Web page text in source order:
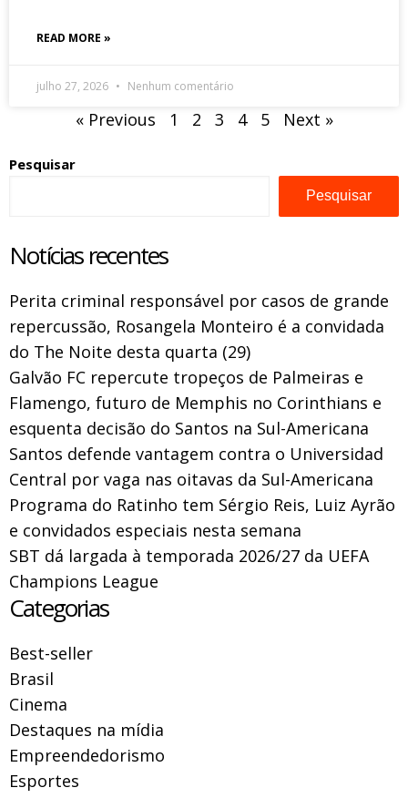
READ MORE »
julho 27, 2026 Nenhum comentário
« Previous 1 2 3 4 5 Next »
Pesquisar
Pesquisar
Notícias recentes
Perita criminal responsável por casos de grande
repercussão, Rosangela Monteiro é a convidada
do The Noite desta quarta (29)
Galvão FC repercute tropeços de Palmeiras e
Flamengo, futuro de Memphis no Corinthians e
esquenta decisão do Santos na Sul-Americana
Santos defende vantagem contra o Universidad
Central por vaga nas oitavas da Sul-Americana
Programa do Ratinho tem Sérgio Reis, Luiz Ayrão
e convidados especiais nesta semana
SBT dá largada à temporada 2026/27 da UEFA
Champions League
Categorias
Best-seller
Brasil
Cinema
Destaques na mídia
Empreendedorismo
Esportes